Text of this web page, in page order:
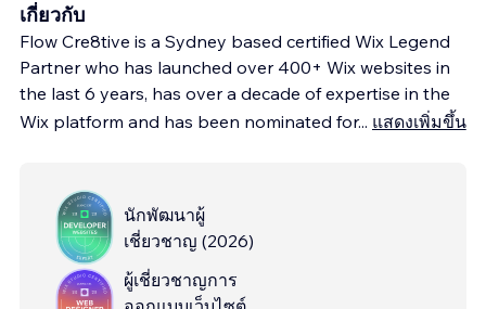
เกี่ยวกับ
Flow Cre8tive is a Sydney based certified Wix Legend
Partner who has launched over 400+ Wix websites in
the last 6 years, has over a decade of expertise in the
Wix platform and has been nominated for... แสดงเพิ่มขึ้น
นักพัฒนาผู้
เชี่ยวชาญ (2026)
ผู้เชี่ยวชาญการ